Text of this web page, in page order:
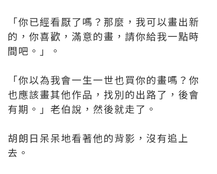
「你已經看厭了嗎？那麼，我可以畫出新
的，你喜歡，滿意的畫，請你給我一點時
間吧。」。
「你以為我會一生一世也買你的畫嗎？你
也應該畫其他作品，找別的出路了，後會
有期。」老伯說，然後就走了。
胡朗日呆呆地看著他的背影，沒有追上
去。